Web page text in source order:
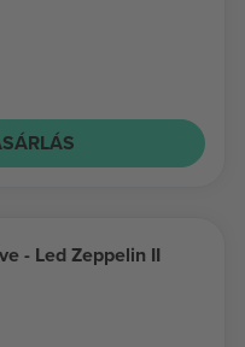
- Led Zeppelin II